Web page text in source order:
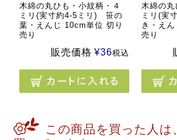
木綿の丸ひも・小紋柄・４
ミリ(実寸約4-5ミリ) 笹の
葉・えんじ 10cm単位 切り
売り
販売価格 ¥36税込
木綿の丸
ミリ(実
き・え
売り
この商品を買った人は